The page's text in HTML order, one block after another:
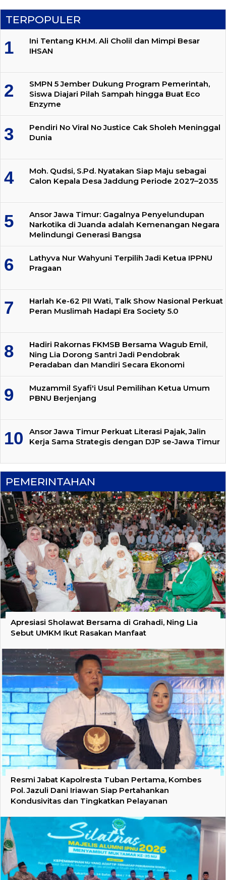
TERPOPULER
Ini Tentang KH.M. Ali Cholil dan Mimpi Besar
IHSAN
SMPN 5 Jember Dukung Program Pemerintah,
Siswa Diajari Pilah Sampah hingga Buat Eco
Enzyme
Pendiri No Viral No Justice Cak Sholeh Meninggal
Dunia
Moh. Qudsi, S.Pd. Nyatakan Siap Maju sebagai
Calon Kepala Desa Jaddung Periode 2027–2035
Ansor Jawa Timur: Gagalnya Penyelundupan
Narkotika di Juanda adalah Kemenangan Negara
Melindungi Generasi Bangsa
Lathyva Nur Wahyuni Terpilih Jadi Ketua IPPNU
Pragaan
Harlah Ke-62 PII Wati, Talk Show Nasional Perkuat
Peran Muslimah Hadapi Era Society 5.0
Hadiri Rakornas FKMSB Bersama Wagub Emil,
Ning Lia Dorong Santri Jadi Pendobrak
Peradaban dan Mandiri Secara Ekonomi
Muzammil Syafi'i Usul Pemilihan Ketua Umum
PBNU Berjenjang
Ansor Jawa Timur Perkuat Literasi Pajak, Jalin
Kerja Sama Strategis dengan DJP se-Jawa Timur
PEMERINTAHAN
Apresiasi Sholawat Bersama di Grahadi, Ning Lia
Sebut UMKM Ikut Rasakan Manfaat
Resmi Jabat Kapolresta Tuban Pertama, Kombes
Pol. Jazuli Dani Iriawan Siap Pertahankan
Kondusivitas dan Tingkatkan Pelayanan